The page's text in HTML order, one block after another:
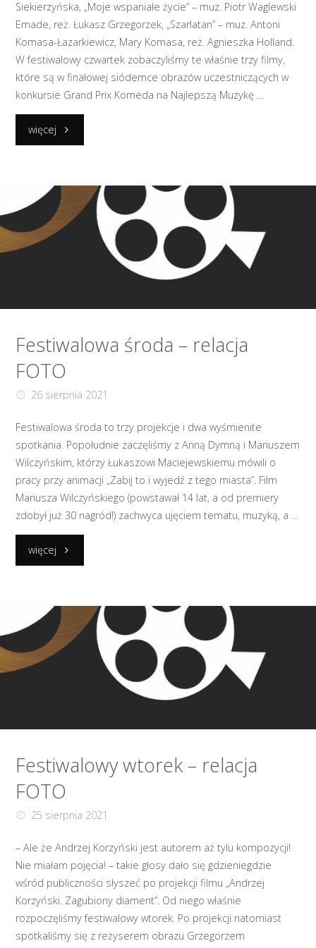
Siekierzyńska, „Moje wspaniałe życie” – muz. Piotr Waglewski
Emade, reż. Łukasz Grzegorzek, „Szarlatan” – muz. Antoni
Komasa-Łazarkiewicz, Mary Komasa, reż. Agnieszka Holland.
W festiwalowy czwartek zobaczyliśmy te właśnie trzy filmy,
które są w finałowej siódemce obrazów uczestniczących w
konkursie Grand Prix Komeda na Najlepszą Muzykę …
więcej"Festiwalowy
–
relacja
Festiwalowa środa – relacja
FOTO
26 sierpnia 2021
Festiwalowa środa to trzy projekcje i dwa wyśmienite
spotkania. Popołudnie zaczęliśmy z Anną Dymną i Mariuszem
Wilczyńskim, którzy Łukaszowi Maciejewskiemu mówili o
pracy przy animacji „Zabij to i wyjedź z tego miasta”. Film
Mariusza Wilczyńskiego (powstawał 14 lat, a od premiery
zdobył już 30 nagród!) zachwyca ujęciem tematu, muzyką, a …
więcej"Festiwalowa
–
relacja
Festiwalowy wtorek – relacja
FOTO
25 sierpnia 2021
– Ale że Andrzej Korzyński jest autorem aż tylu kompozycji!
Nie miałam pojęcia! – takie głosy dało się gdzieniegdzie
wśród publiczności słyszeć po projekcji filmu „Andrzej
Korzyński. Zagubiony diament”. Od niego właśnie
rozpoczęliśmy festiwalowy wtorek. Po projekcji natomiast
spotkaliśmy się z reżyserem obrazu Grzegorzem